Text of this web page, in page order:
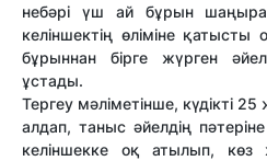
небәрі үш ай бұрын
келіншектің өліміне қатысты
бұрыннан бірге жүрген
ұстады.
Тергеу мәліметінше, күдікті
алдап, таныс әйелдің
келіншекке оқ атылып, көз